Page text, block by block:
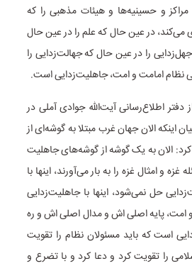
و حسینیه‌ها و هیئات مذهبی را که
می‌کند، در عین حال که علم را در عین حال
را در عین حال که جهالت‌زدایی را
نظام امامت و امت، جاهلیت‌زدایی است.
دفتر اطلاع‌رسانی آیت‌الله جوادی آملی در
وی با بیان اینکه الان جهان غرب مبتلا به گوشه‌ای از
الان به یک گوشه‌ از گوشه‌های جاهلیت
و امثال غزه را به بار می‌آورند، اینها با
حل نمی‌شود، اینها با جاهلیت‌زدایی
پایه اصلی اش و مدال اصلی اش و ره
است که باید مسئولان نظام را تقویت
را تقویت کرد و دعا کرد و با تضرع و